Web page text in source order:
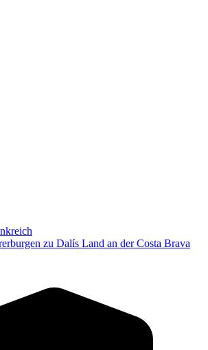
zu Dalís Land an der Costa Brava